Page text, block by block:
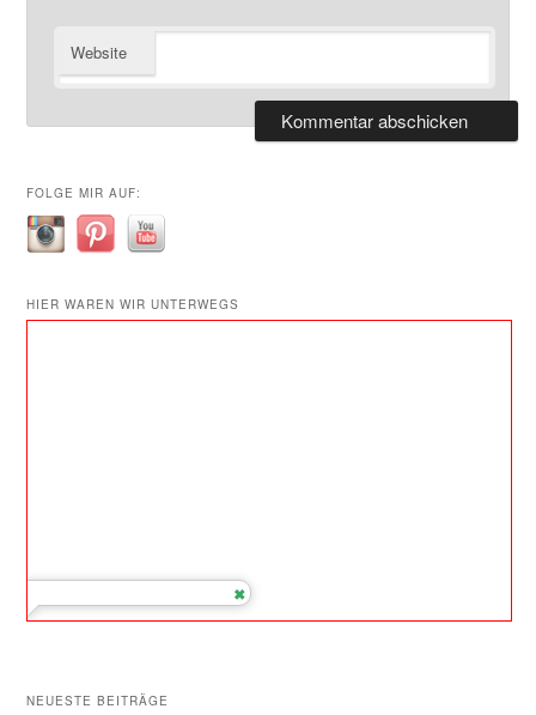
Website
FOLGE MIR AUF:
HIER WAREN WIR UNTERWEGS
NEUESTE BEITRÄGE